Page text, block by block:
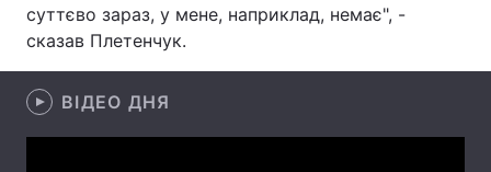
Контакти
Послуги
суттєво зараз, у мене, наприклад, немає", -
сказав Плетенчук.
ВІДЕО ДНЯ